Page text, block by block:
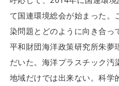
て国連環境総会が始まった。
染問題とどのように向き合っ
平和財団海洋政策研究所朱夢
だいた。海洋プラスチック汚
地域だけでは出来ない。科学